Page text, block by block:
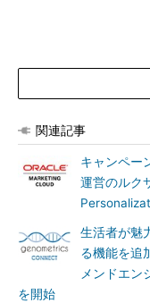
関連記事
キャンペー
運営のルク
生活者が魅
る機能を追
メンドエ
を開始